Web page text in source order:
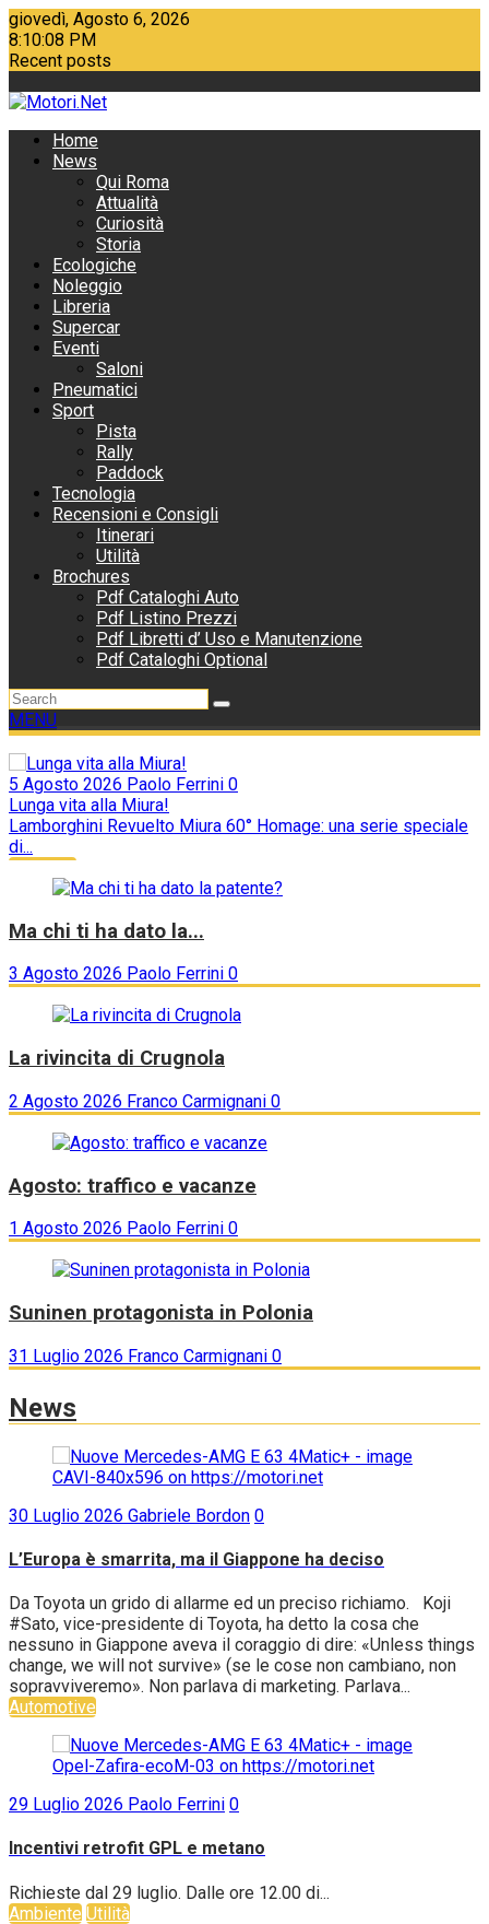
Skip
to
content
giovedì, Agosto 6, 2026
8:10:09 PM
Recent posts
Smart aggiorna la gamma
Lunga vita alla Miura!
Home
News
Qui Roma
Attualità
Curiosità
Storia
Ecologiche
Noleggio
Libreria
Supercar
Eventi
Saloni
Pneumatici
Sport
Pista
Rally
Paddock
Tecnologia
Recensioni e Consigli
Itinerari
Utilità
Brochures
Pdf Cataloghi Auto
Pdf Listino Prezzi
Pdf Libretti d’ Uso e Manutenzione
Pdf Cataloghi Optional
MENU
5 Agosto 2026 Paolo Ferrini 0
Lunga vita alla Miura!
Lamborghini Revuelto Miura 60° Homage: una serie speciale
di...
Supercar
Ma chi ti ha dato la...
3 Agosto 2026 Paolo Ferrini 0
La rivincita di Crugnola
2 Agosto 2026 Franco Carmignani 0
Agosto: traffico e vacanze
1 Agosto 2026 Paolo Ferrini 0
Suninen protagonista in Polonia
31 Luglio 2026 Franco Carmignani 0
News
30 Luglio 2026 Gabriele Bordon 0
L’Europa è smarrita, ma il Giappone ha deciso
Da Toyota un grido di allarme ed un preciso richiamo. Koji
#Sato, vice-presidente di Toyota, ha detto la cosa che
nessuno in Giappone aveva il coraggio di dire: «Unless things
change, we will not survive» (se le cose non cambiano, non
sopravviveremo». Non parlava di marketing. Parlava...
Automotive
29 Luglio 2026 Paolo Ferrini 0
Incentivi retrofit GPL e metano
Richieste dal 29 luglio. Dalle ore 12.00 di...
Ambiente Utilità